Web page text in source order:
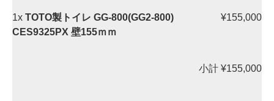
1x TOTO製トイレ GG-800(GG2-800)
CES9325PX 壁155ｍｍ
¥155,000
小計 ¥155,000